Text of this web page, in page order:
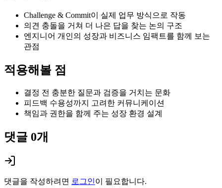
Challenge & Commit이 실제 업무 방식으로 작동
의견 충돌을 거쳐 더 나은 답을 찾는 논의 구조
엔지니어 개인의 성장과 비즈니스 임팩트를 함께 보는
관점
적용해볼 점
결정 전 충분한 질문과 검증을 거치는 문화
피드백 수용성까지 고려한 커뮤니케이션
책임과 권한을 함께 주는 성장 환경 설계
댓글 0개
댓글을 작성하려면 로그인이 필요합니다.